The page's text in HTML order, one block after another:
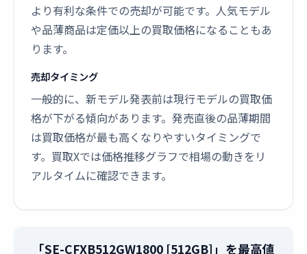
より有利な条件での売却が可能です。人気モデル
や品薄商品は定価以上の買取価格になることもあ
ります。
売却タイミング
一般的に、新モデル発表前は現行モデルの買取価
格が下がる傾向があります。発売直後の品薄期間
は買取価格が最も高くなりやすいタイミングで
す。買取Xでは価格推移グラフで相場の動きをリ
アルタイムに確認できます。
「SE-CFXB512GW1800 [512GB]」を最高値